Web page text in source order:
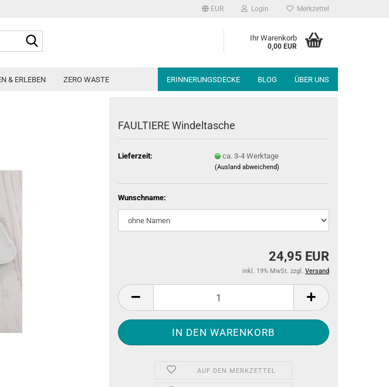
EUR Login Merkzettel
Ihr Warenkorb
0,00 EUR
& ERLEBEN ZERO WASTE ERINNERUNGSDECKE BLOG ÜBER UNS
FAULTIERE Windeltasche
Lieferzeit: ca. 3-4 Werktage
(Ausland abweichend)
Wunschname:
24,95 EUR
inkl. 19% MwSt. zzgl. Versand
AUF DEN MERKZETTEL